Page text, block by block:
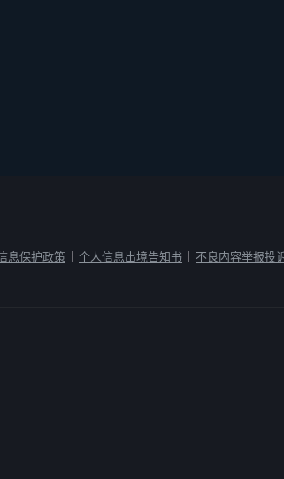
息保护政策 个人信息出境告知书
不良内容举报投